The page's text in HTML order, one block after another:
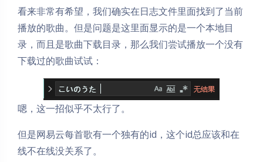
看来非常有希望，我们确实在日志文件里面找到了当前
播放的歌曲。但是问题是这里面显示的是一个本地目
录，而且是歌曲下载目录，那么我们尝试播放一个没有
下载过的歌曲试试：
嗯，这一招似乎不太行了。
但是网易云每首歌有一个独有的id，这个id总应该和在
线不在线没关系了。